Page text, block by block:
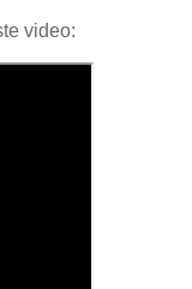
video: